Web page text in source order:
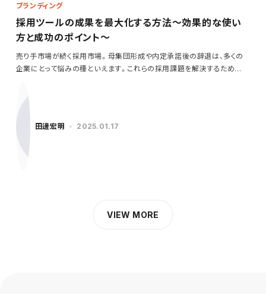
ブランディング
採用ツールの成果を最大化する方法～効果的な使い
方と成功のポイント～
売り手市場が続く採用市場。母集団形成や内定承諾後の辞退は、多くの
企業にとって悩みの種といえます。これらの採用課題を解決するため
田邊宏明 2025.01.17
VIEW MORE